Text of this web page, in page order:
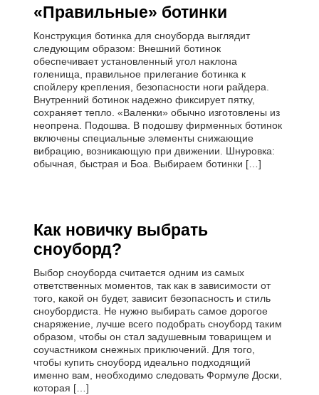
«Правильные» ботинки
Конструкция ботинка для сноуборда выглядит
следующим образом: Внешний ботинок
обеспечивает установленный угол наклона
голенища, правильное прилегание ботинка к
спойлеру крепления, безопасности ноги райдера.
Внутренний ботинок надежно фиксирует пятку,
сохраняет тепло. «Валенки» обычно изготовлены из
неопрена. Подошва. В подошву фирменных ботинок
включены специальные элементы снижающие
вибрацию, возникающую при движении. Шнуровка:
обычная, быстрая и Боа. Выбираем ботинки […]
Как новичку выбрать
сноуборд?
Выбор сноуборда считается одним из самых
ответственных моментов, так как в зависимости от
того, какой он будет, зависит безопасность и стиль
сноубордиста. Не нужно выбирать самое дорогое
снаряжение, лучше всего подобрать сноуборд таким
образом, чтобы он стал задушевным товарищем и
соучастником снежных приключений. Для того,
чтобы купить сноуборд идеально подходящий
именно вам, необходимо следовать Формуле Доски,
которая […]